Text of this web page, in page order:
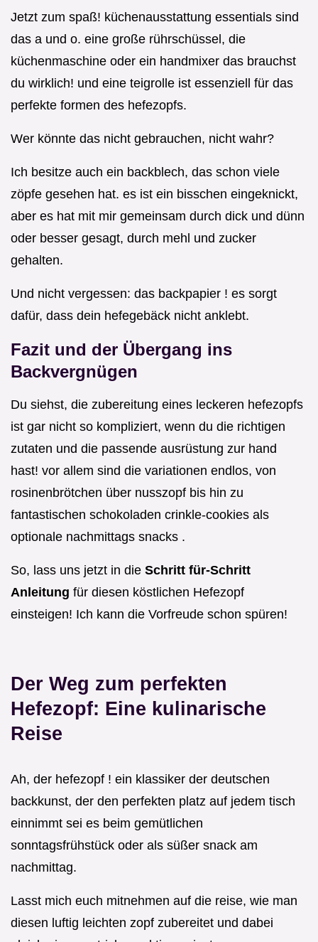
Jetzt zum spaß! küchenausstattung essentials sind
das a und o. eine große rührschüssel, die
küchenmaschine oder ein handmixer das brauchst
du wirklich! und eine teigrolle ist essenziell für das
perfekte formen des hefezopfs.
Wer könnte das nicht gebrauchen, nicht wahr?
Ich besitze auch ein backblech, das schon viele
zöpfe gesehen hat. es ist ein bisschen eingeknickt,
aber es hat mit mir gemeinsam durch dick und dünn
oder besser gesagt, durch mehl und zucker
gehalten.
Und nicht vergessen: das backpapier ! es sorgt
dafür, dass dein hefegebäck nicht anklebt.
Fazit und der Übergang ins
Backvergnügen
Du siehst, die zubereitung eines leckeren hefezopfs
ist gar nicht so kompliziert, wenn du die richtigen
zutaten und die passende ausrüstung zur hand
hast! vor allem sind die variationen endlos, von
rosinenbrötchen über nusszopf bis hin zu
fantastischen schokoladen crinkle-cookies als
optionale nachmittags snacks .
So, lass uns jetzt in die Schritt für-Schritt
Anleitung für diesen köstlichen Hefezopf
einsteigen! Ich kann die Vorfreude schon spüren!
Der Weg zum perfekten
Hefezopf: Eine kulinarische
Reise
Ah, der hefezopf ! ein klassiker der deutschen
backkunst, der den perfekten platz auf jedem tisch
einnimmt sei es beim gemütlichen
sonntagsfrühstück oder als süßer snack am
nachmittag.
Lasst mich euch mitnehmen auf die reise, wie man
diesen luftig leichten zopf zubereitet und dabei